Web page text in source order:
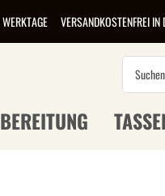
VERSANDKOSTENFREI